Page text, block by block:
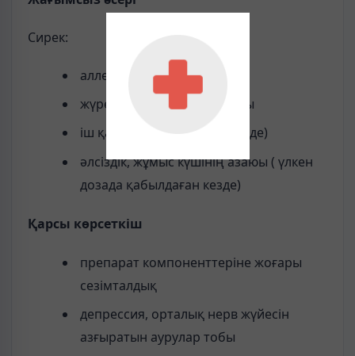
Сирек:
аллергиялық реакция
жүрек айну, асқазан спазмы
іш қату (ұзақ қолданған кезде)
әлсіздік, жұмыс күшінің азаюы ( үлкен
дозада қабылдаған кезде)
Қарсы көрсеткіш
препарат компоненттеріне жоғары
сезімталдық
депрессия, орталық нерв жүйесін
азғыратын аурулар тобы